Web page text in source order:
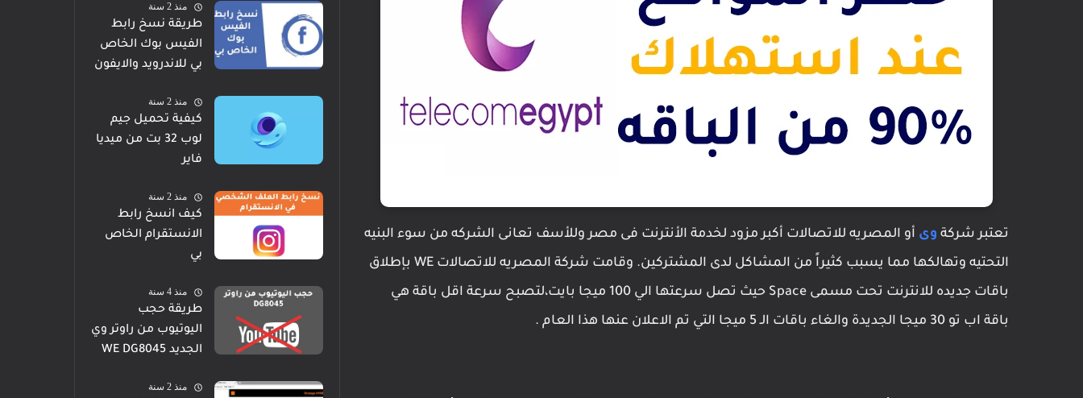
تعتبر شركة وى أو المصريه للاتصالات أكبر مزود لخدمة الأنترنت فى مصر وللأسف تعانى الشركه من سوء البنيه
التحتيه وتهالكها مما يسبب كثيراً من المشاكل لدى المشتركين. وقامت شركة المصريه للاتصالات WE بإطلاق
باقات جديده للانترنت تحت مسمى Space حيث تصل سرعتها الي 100 ميجا بايت،لتصبح سرعة اقل باقة هي
باقة اب تو 30 ميجا الجديدة والغاء باقات الـ 5 ميجا التي تم الاعلان عنها هذا العام .
منذ 2 سنة
طريقة نسخ رابط
الفيس بوك الخاص
بي للاندرويد والايفون
منذ 2 سنة
كيفية تحميل جيم
لوب 32 بت من ميديا
فاير
منذ 2 سنة
كيف انسخ رابط
الانستقرام الخاص
بي
منذ 4 سنة
طريقة حجب
اليوتيوب من راوتر وي
الجديد WE DG8045
منذ 2 سنة